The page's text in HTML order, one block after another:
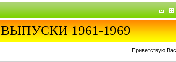
ВЫПУСКИ 1961-1969
Приветствую Вас